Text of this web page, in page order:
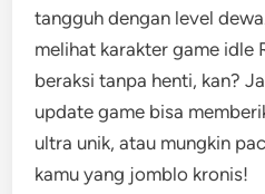
tangguh dengan level
melihat karakter game idle
beraksi tanpa henti, kan?
update game bisa
ultra unik, atau mungkin
kamu yang jomblo kronis!